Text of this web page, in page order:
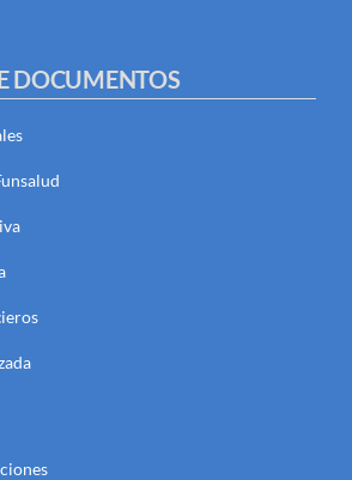
DOCUMENTOS